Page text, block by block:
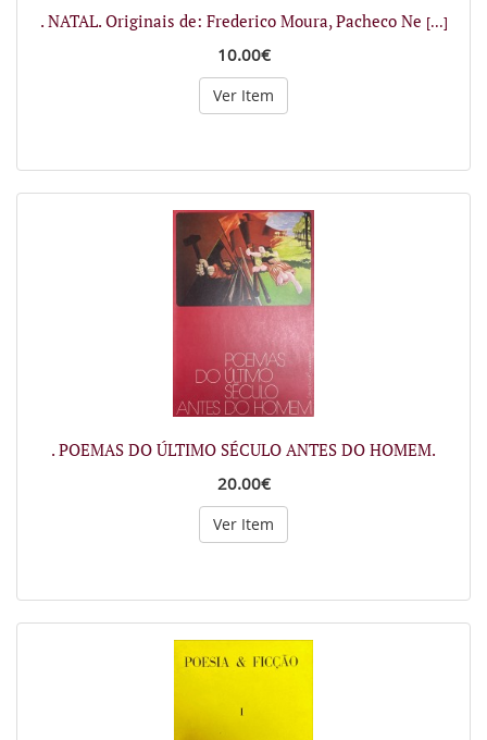
. NATAL. Originais de: Frederico Moura, Pacheco Ne [...]
10.00€
Ver Item
. POEMAS DO ÚLTIMO SÉCULO ANTES DO HOMEM.
20.00€
Ver Item